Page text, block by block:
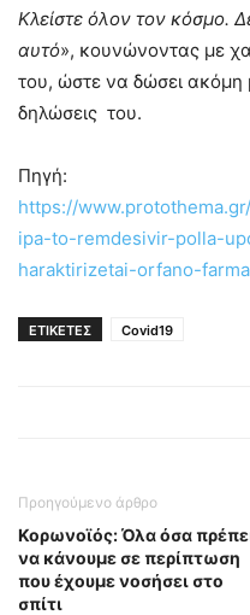
Κλείστε όλον τον κόσμο.
αυτό», κουνώνοντας με
του, ώστε να δώσει ακόμη
δηλώσεις του.
Πηγή:
https://
ipa-to-remdesivir-polla-
haraktirizetai-orfano-
ΕΤΙΚΕΤΕΣ Covid19
Προηγούμενο άρθρο
Κορωνοϊός: Όλα όσα
να κάνουμε σε περίπτωση
που έχουμε νοσήσει στο
σπίτι